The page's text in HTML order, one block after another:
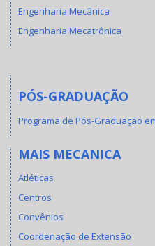
Engenharia Mecânica
Engenharia Mecatrônica
PÓS-GRADUAÇÃO
Programa de Pós-Graduação
MAIS MECANICA
Atléticas
Centros
Convênios
Coordenação de Extensão